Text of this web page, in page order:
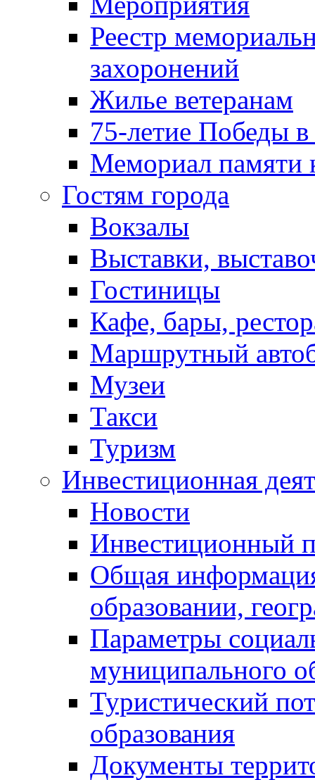
Реестр
захоронений
Жилье ветеранам
75-летие Победы
Мемориал памяти
Гостям города
Вокзалы
Выставки,
Гостиницы
Кафе, бары,
Маршрутный
Музеи
Такси
Туризм
Инвестиционная
Новости
Инвестиционный
Общая
образовании,
Параметры
муниципального
Туристический
образования
Документы